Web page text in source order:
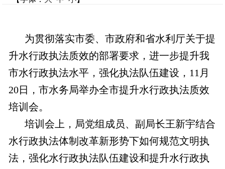
为贯彻落实市委、市政府和省水利厅关于提
升水行政执法质效的部署要求，进一步提升我
市水行政执法水平，强化执法队伍建设，11月
20日，市水务局举办全市提升水行政执法质效
培训会。
培训会上，局党组成员、副局长王新宇结合
水行政执法体制改革新形势下如何规范文明执
法，强化水行政执法队伍建设和提升水行政执